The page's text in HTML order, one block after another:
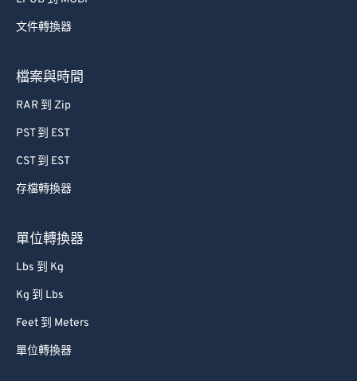
文件轉換器
檔案與時間
RAR 到 Zip
PST 到 EST
CST 到 EST
存檔轉換器
單位轉換器
Lbs 到 Kg
Kg 到 Lbs
Feet 到 Meters
單位轉換器